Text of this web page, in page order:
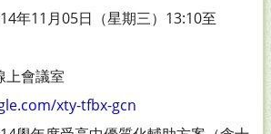
年11月05日（星期三）13:10至
會議室
xty-tfbx-gcn